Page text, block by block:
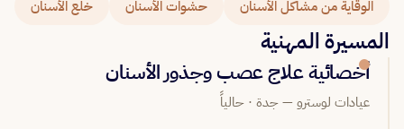
الوقاية من مشاكل الأسنان
حشوات الأسنان خلع الأسنان
المسيرة المهنية
أخصائية علاج عصب وجذور الأسنان
عيادات لوسترو — جدة · حالياً